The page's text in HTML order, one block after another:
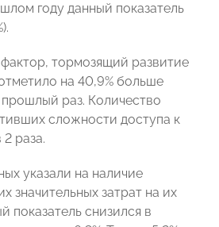
году данный показатель
тормозящий развитие
на 40,9% больше
раз. Количество
сложности доступа к
раза.
указали на наличие
значительных затрат на их
показатель снизился в